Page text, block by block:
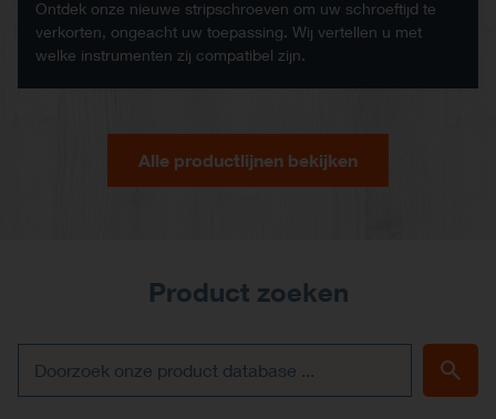
Ontdek onze nieuwe stripschroeven om uw schroeftijd te
verkorten, ongeacht uw toepassing. Wij vertellen u met
welke instrumenten zij compatibel zijn.
Alle productlijnen bekijken
Product zoeken